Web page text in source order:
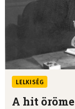
LELKISÉG
A hit öröme